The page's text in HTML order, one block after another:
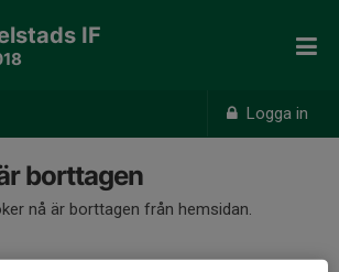
Logga in
IF
borttagen
nå är borttagen från hemsidan.